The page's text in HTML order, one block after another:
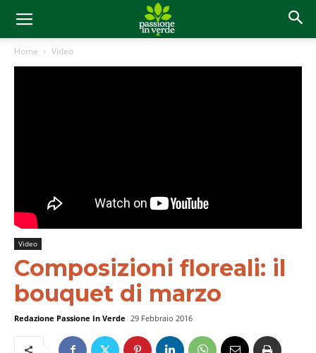
Home Video
Video
Composizioni floreali: il
bouquet di marzo
Redazione Passione In Verde 29 Febbraio 2016